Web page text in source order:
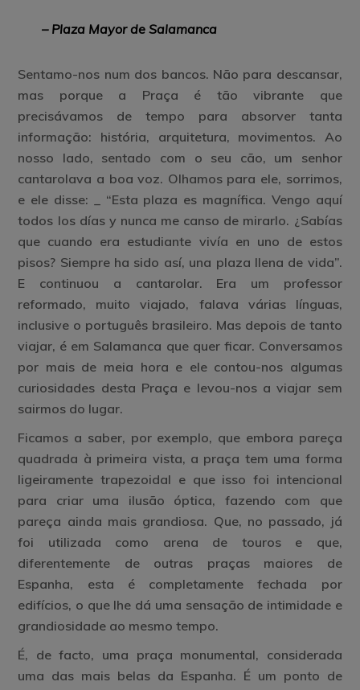
– Plaza Mayor de Salamanca
Sentamo-nos num dos bancos. Não para descansar,
mas porque a Praça é tão vibrante que
precisávamos de tempo para absorver tanta
informação: história, arquitetura, movimentos. Ao
nosso lado, sentado com o seu cão, um senhor
cantarolava a boa voz. Olhamos para ele, sorrimos,
e ele disse: _ “Esta plaza es magnífica. Vengo aquí
todos los días y nunca me canso de mirarlo. ¿Sabías
que cuando era estudiante vivía en uno de estos
pisos? Siempre ha sido así, una plaza llena de vida”.
E continuou a cantarolar. Era um professor
reformado, muito viajado, falava várias línguas,
inclusive o português brasileiro. Mas depois de tanto
viajar, é em Salamanca que quer ficar. Conversamos
por mais de meia hora e ele contou-nos algumas
curiosidades desta Praça e levou-nos a viajar sem
sairmos do lugar.
Ficamos a saber, por exemplo, que embora pareça
quadrada à primeira vista, a praça tem uma forma
ligeiramente trapezoidal e que isso foi intencional
para criar uma ilusão óptica, fazendo com que
pareça ainda mais grandiosa. Que, no passado, já
foi utilizada como arena de touros e que,
diferentemente de outras praças maiores de
Espanha, esta é completamente fechada por
edifícios, o que lhe dá uma sensação de intimidade e
grandiosidade ao mesmo tempo.
É, de facto, uma praça monumental, considerada
uma das mais belas da Espanha. É um ponto de